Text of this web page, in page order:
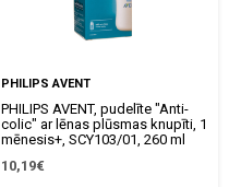
PHILIPS AVENT
PHILIPS AVENT, pudelīte "Anti-
colic" ar lēnas plūsmas knupīti, 1
mēnesis+, SCY103/01, 260 ml
10,19€